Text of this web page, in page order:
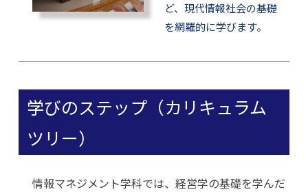
ど、現代情報社会の基礎
を網羅的に学びます。
学びのステップ（カリキュラム
ツリー）
情報マネジメント学科では、経営学の基礎を学んだ